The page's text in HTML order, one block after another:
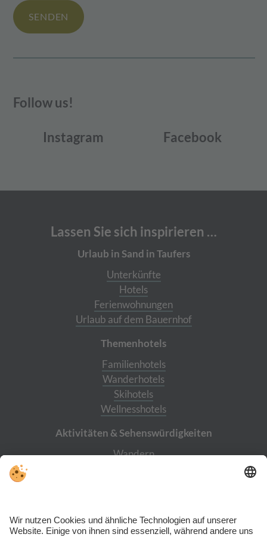
SENDEN
Follow us!
Instagram Facebook
Lassen Sie sich inspirieren …
Urlaub in Sand in Taufers
Unterkünfte
Hotels
Ferienwohnungen
Urlaub auf dem Bauernhof
Themenhotels
Familienhotels
Wanderhotels
Skihotels
Wellnesshotels
Aktivitäten & Sehens­würdigkeiten
Wandern
Skiworld Ahrntal